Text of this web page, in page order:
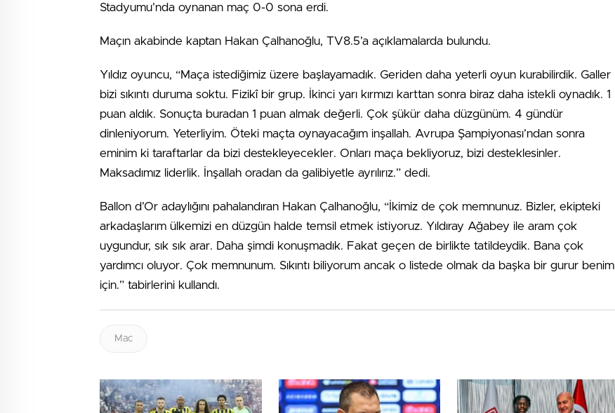
Stadyumu’nda oynanan maç 0-0 sona erdi.
Maçın akabinde kaptan Hakan Çalhanoğlu, TV8.5’a açıklamalarda bulundu.
Yıldız oyuncu, “Maça istediğimiz üzere başlayamadık. Geriden daha yeterli oyun kurabilirdik. Galler
bizi sıkıntı duruma soktu. Fizikî bir grup. İkinci yarı kırmızı karttan sonra biraz daha istekli oynadık. 1
puan aldık. Sonuçta buradan 1 puan almak değerli. Çok şükür daha düzgünüm. 4 gündür
dinleniyorum. Yeterliyim. Öteki maçta oynayacağım inşallah. Avrupa Şampiyonası’ndan sonra
eminim ki taraftarlar da bizi destekleyecekler. Onları maça bekliyoruz, bizi desteklesinler.
Maksadımız liderlik. İnşallah oradan da galibiyetle ayrılırız.” dedi.
Ballon d’Or adaylığını pahalandıran Hakan Çalhanoğlu, “İkimiz de çok memnunuz. Bizler, ekipteki
arkadaşlarım ülkemizi en düzgün halde temsil etmek istiyoruz. Yıldıray Ağabey ile aram çok
uygundur, sık sık arar. Daha şimdi konuşmadık. Fakat geçen de birlikte tatildeydik. Bana çok
yardımcı oluyor. Çok memnunum. Sıkıntı biliyorum ancak o listede olmak da başka bir gurur benim
için.” tabirlerini kullandı.
Mac